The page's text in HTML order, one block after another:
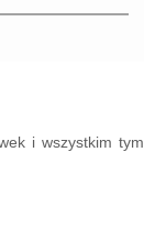
i wszystkim tym